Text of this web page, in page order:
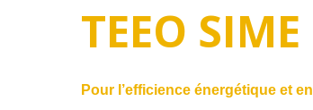
TEEO SIME
Pour l’efficience énergétique et